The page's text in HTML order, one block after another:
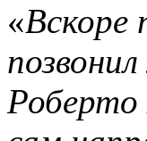
«Вскоре
Роберто